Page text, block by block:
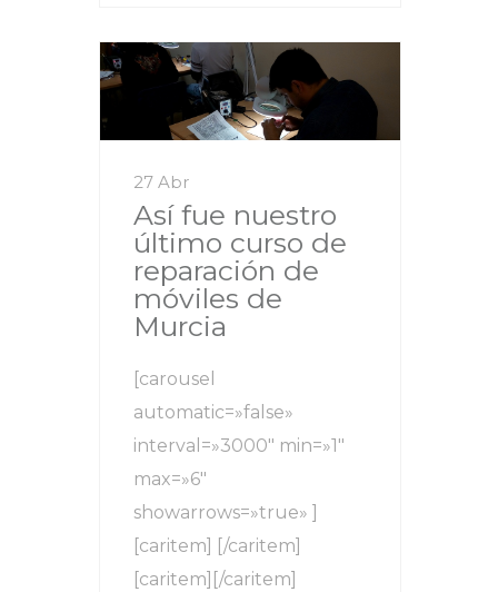
27 Abr
Así fue nuestro
último curso de
reparación de
móviles de
Murcia
[carousel
automatic=»false»
interval=»3000″ min=»1″
max=»6″
showarrows=»true» ]
[caritem] [/caritem]
[caritem][/caritem]